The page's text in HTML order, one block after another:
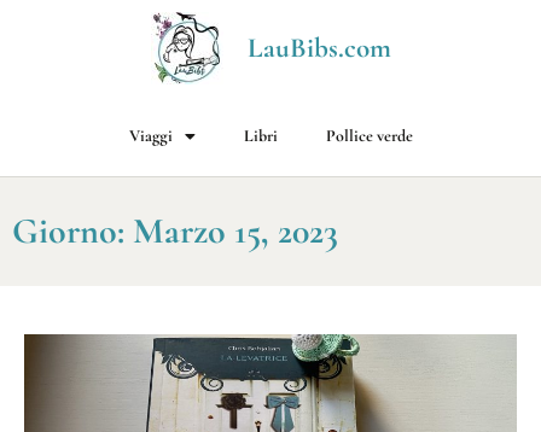
LauBibs.com
Viaggi Libri Pollice verde
Giorno: Marzo 15, 2023